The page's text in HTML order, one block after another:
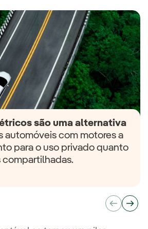
são uma alternativa
automóveis com motores a
para o uso privado quanto
compartilhadas.
capita